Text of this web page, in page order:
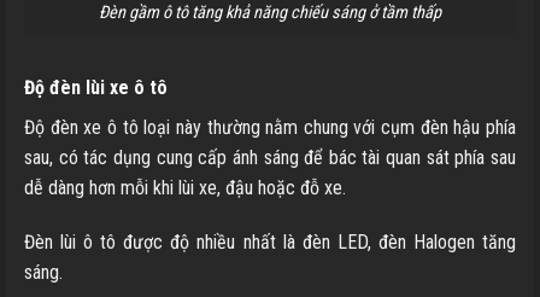
Đèn gầm ô tô tăng khả năng chiếu sáng ở tầm thấp
Độ đèn lùi xe ô tô
Độ đèn xe ô tô loại này thường nằm chung với cụm đèn hậu phía
sau, có tác dụng cung cấp ánh sáng để bác tài quan sát phía sau
dễ dàng hơn mỗi khi lùi xe, đậu hoặc đỗ xe.
Đèn lùi ô tô được độ nhiều nhất là đèn LED, đèn Halogen tăng
sáng.